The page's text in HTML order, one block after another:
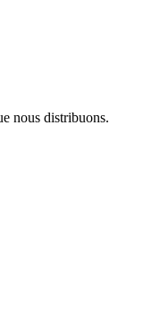
nous distribuons.